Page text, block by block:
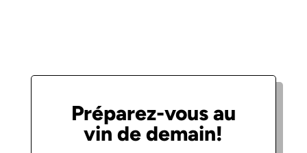
Préparez-vous au
vin de demain!